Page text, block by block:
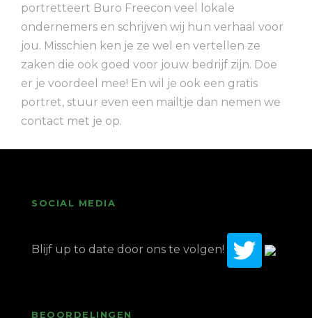
portretteert Buro Freecon veel lokale
ondernemers en schrijven wij hun verhaal voor
jou. Misschien ken je ze wel en vertellen ze
zaken die ook goed voor jouw bedrijf zijn. Doe
er je voordeel mee! En wil je ook een gratis
portret, stuur even een mailtje dan nemen we
contact met je op.
SOCIAL MEDIA
Blijf up to date door ons te volgen!
BEOORDELINGEN